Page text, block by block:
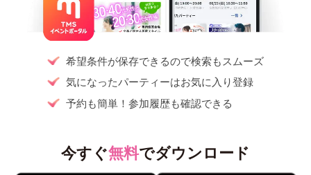
希望条件が保存できるので検索もスムーズ
気になったパーティーはお気に入り登録
予約も簡単！参加履歴も確認できる
今すぐ無料でダウンロード